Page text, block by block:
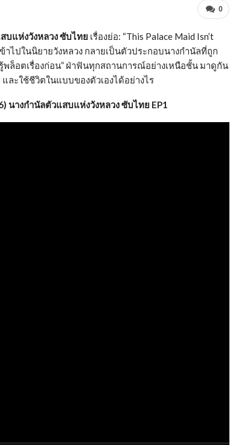
0
บแห่งวังหลวง ซับไทย เรื่องย่อ: “This Palace Maid Isn’t
ไปในนิยายวังหลวง กลายเป็นตัวประกอบนางกำนัลที่ถูก
ล็อตเรื่องก่อน” ฝ่าฟันทุกสถานการณ์อย่างเหนือชั้น มาดูกัน
ละใช้ชีวิตในแบบของตัวเองได้อย่างไร
นางกำนัลตัวแสบแห่งวังหลวง ซับไทย EP1